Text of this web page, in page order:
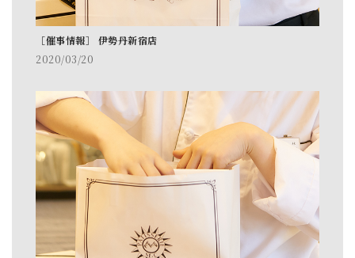
［催事情報］ 伊勢丹新宿店
2020/03/20